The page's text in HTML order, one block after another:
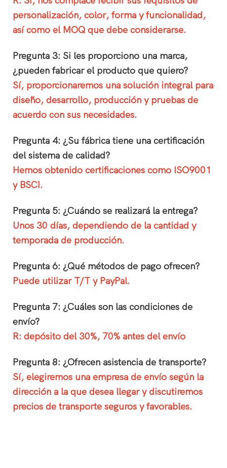
personalización, color, forma y funcionalidad,
así como el MOQ que debe considerarse.
Pregunta 3: Si les proporciono una marca,
¿pueden fabricar el producto que quiero?
Sí, proporcionaremos una solución integral para
diseño, desarrollo, producción y pruebas de
acuerdo con sus necesidades.
Pregunta 4: ¿Su fábrica tiene una certificación
del sistema de calidad?
Hemos obtenido certificaciones como ISO9001
y BSCI.
Pregunta 5: ¿Cuándo se realizará la entrega?
Unos 30 días, dependiendo de la cantidad y
temporada de producción.
Pregunta 6: ¿Qué métodos de pago ofrecen?
Puede utilizar T/T y PayPal.
Pregunta 7: ¿Cuáles son las condiciones de
envío?
R: depósito del 30%, 70% antes del envío
Pregunta 8: ¿Ofrecen asistencia de transporte?
Sí, elegiremos una empresa de envío según la
dirección a la que desea llegar y discutiremos
precios de transporte seguros y favorables.